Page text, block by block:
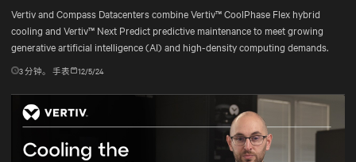
and predictive maintenance for
AI
Vertiv and Compass Datacenters combine Vertiv™ CoolPhase Flex hybrid
cooling and Vertiv™ Next Predict predictive maintenance to meet growing
generative artificial intelligence (AI) and high-density computing demands.
3分钟。 手表 12/5/24